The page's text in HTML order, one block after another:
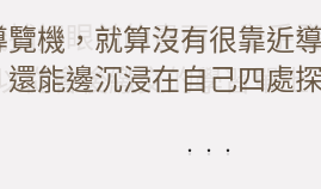
捉眼前的畫面，舉手
從會後繳交的學習單上
．．．
機，就算沒有很靠近
還能邊沉浸在自己四處
．．．
用現有資源，並積極
到的各種問題，用專業
．．．
大稻埕文化，讓在地
由特色店家的說明更深
．．．